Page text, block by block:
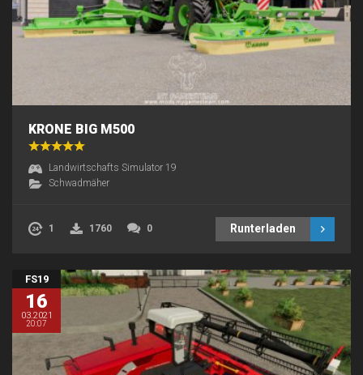
KRONE BIG M500
Landwirtschafts Simulator 19
Schwadmäher
1 1760 0 Runterladen
FS19
16
03.2021
20:07